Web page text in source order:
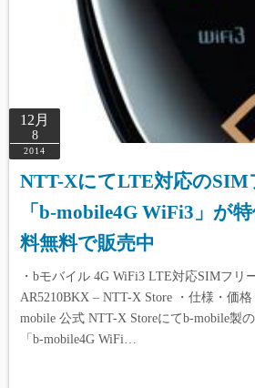
12月
8
2014
NTT-XにてLTE対応のSIM
「b-mobile4G WiFi3」が
料無料で販売中
・bモバイル 4G WiFi3 LTE対応SIMフリ
AR5210BKX – NTT-X Store ・仕様・価
mobile 公式 NTT-X Storeにてb-mobile製
「b-mobile4G WiFi…